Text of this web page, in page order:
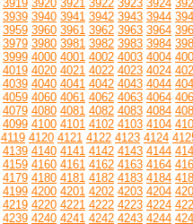
3919 3920 3921 3922 3923 3924
3939 3940 3941 3942 3943 3944
3959 3960 3961 3962 3963 3964
3979 3980 3981 3982 3983 3984
3999 4000 4001 4002 4003 4004
4019 4020 4021 4022 4023 4024
4039 4040 4041 4042 4043 4044
4059 4060 4061 4062 4063 4064
4079 4080 4081 4082 4083 4084
4099 4100 4101 4102 4103 4104
4119 4120 4121 4122 4123 4124
4139 4140 4141 4142 4143 4144
4159 4160 4161 4162 4163 4164
4179 4180 4181 4182 4183 4184
4199 4200 4201 4202 4203 4204
4219 4220 4221 4222 4223 4224
4239 4240 4241 4242 4243 4244